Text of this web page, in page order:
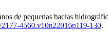
de pequenas bacias
4560.v10n22016p119-130.